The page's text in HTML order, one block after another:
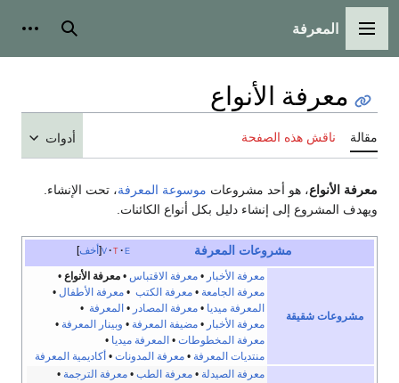
القائمة الرئيسية
المعرفة بحث
معرفة الأنواع
مقالة ناقش هذه الصفحة أدوات
معرفة الأنواع، هو أحد مشروعات موسوعة المعرفة، تحت الإنشاء.
ويهدف المشروع إلى إنشاء دليل بكل أنواع الكائنات.
أخف v t e مشروعات المعرفة
مشروعات شقيقة
معرفة الأخبار •معرفة الاقتباس •معرفة الأنواع •
معرفة الجامعة •معرفة الكتب •معرفة الأطفال •
المعرفة ميديا •معرفة المصادر • المعرفة •
معرفة الأخبار •مضيفة المعرفة • وبينار المعرفة •
معرفة المخطوطات • المعرفة ميديا •
منتديات المعرفة •معرفة المدونات • أكاديمية المعرفة
معرفة الصيدلة •معرفة الطب •معرفة الترجمة •